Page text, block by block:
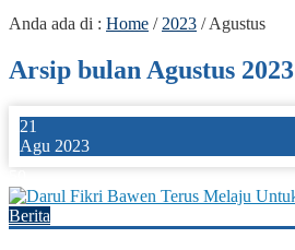
Anda ada di : Home / 2023 /Agustus
Arsip bulan Agustus 2023
21
Agu 2023
Berita